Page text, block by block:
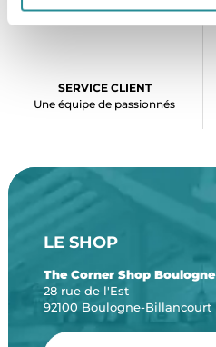
SERVICE CLIENT
Une équipe de passionnés
LE SHOP
The Corner Shop Boulogne
28 rue de l'Est
92100 Boulogne-Billancourt